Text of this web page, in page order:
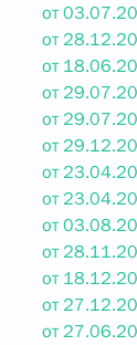
закон от
в
кодекса
закон от
в
силу
от
от
от
от
от
от
от
от
от
от
от
от
от